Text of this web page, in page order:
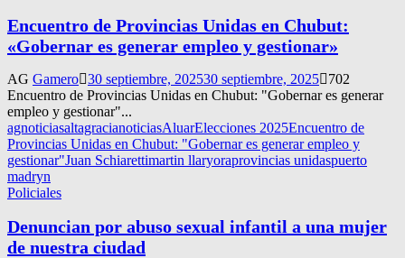
Encuentro de Provincias Unidas en Chubut:
«Gobernar es generar empleo y gestionar»
AG Gamero 30 septiembre, 202530 septiembre, 2025
702
Encuentro de Provincias Unidas en Chubut: "Gobernar es generar
empleo y gestionar"...
agnoticiasaltagracianoticiasAluarElecciones 2025Encuentro de
Provincias Unidas en Chubut: "Gobernar es generar empleo y
gestionar"Juan Schiarettimartin llaryoraprovincias unidaspuerto
madryn
Policiales
Denuncian por abuso sexual infantil a una mujer
de nuestra ciudad